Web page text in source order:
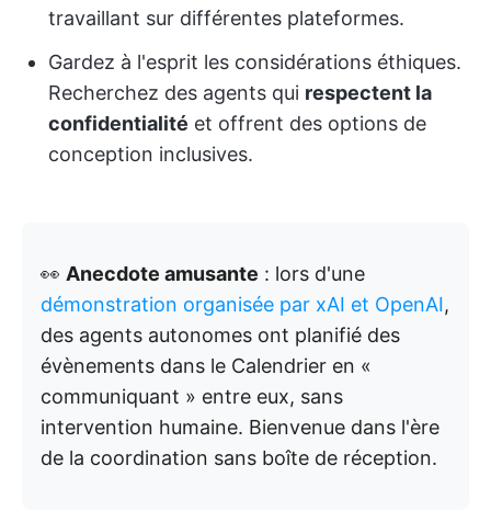
travaillant sur différentes plateformes.
Gardez à l'esprit les considérations éthiques.
Recherchez des agents qui respectent la
confidentialité et offrent des options de
conception inclusives.
👀 Anecdote amusante : lors d'une
démonstration organisée par xAI et OpenAI,
des agents autonomes ont planifié des
évènements dans le Calendrier en «
communiquant » entre eux, sans
intervention humaine. Bienvenue dans l'ère
de la coordination sans boîte de réception.